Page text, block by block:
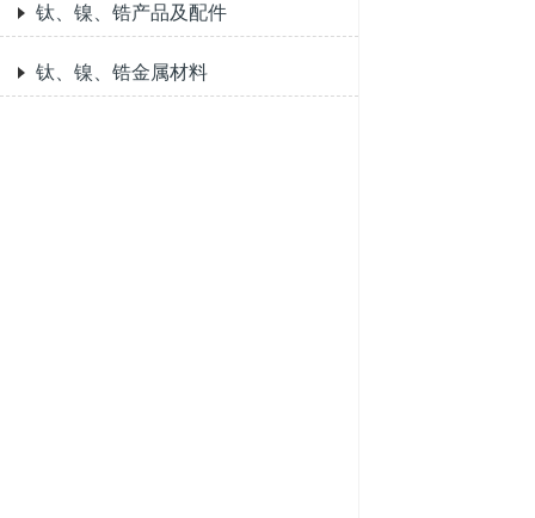
钛、镍、锆产品及配件
钛、镍、锆金属材料